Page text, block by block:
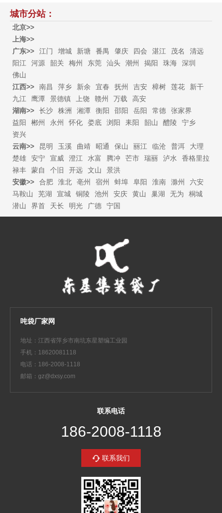
城市分站：
北京>>
上海>>
广东>>
江门 增城 新塘 番禺 肇庆 四会 湛江 茂名
清远
阳江
河源 韶关 梅州 东莞 汕头 潮州 揭阳 珠海
深圳
佛山
江西>>
南昌 萍乡 新余 宜春 抚州 吉安 樟树 莲花
新干
九江
鹰潭 景德镇 上饶 赣州 万载
高安
湖南>>
长沙 株洲 湘潭 衡阳 邵阳 岳阳 常德
张家界
益阳
郴州 永州 怀化 娄底 浏阳 耒阳 韶山 醴陵
宁乡
资兴
云南>>
昆明 玉溪 曲靖 昭通 保山 丽江 临沧 普洱
大理
楚雄
安宁 宣威 澄江 水富 腾冲 芒市 瑞丽 泸水
香格里拉
禄丰
蒙自 个旧 开远 文山
景洪
安徽>>
合肥 淮北 亳州 宿州 蚌埠 阜阳 淮南 滁州
六安
马鞍山
芜湖 宣城 铜陵 池州 安庆 黄山 巢湖 无为
桐城
潜山
界首 天长 明光 广德 宁国
吨袋厂家网
地址：江西省萍乡市南坑东星塑编工业园
手机：18620081118
电话：186-2008-1118
邮箱：gz@dxsy.com
联系电话
186-2008-1118
联系我们